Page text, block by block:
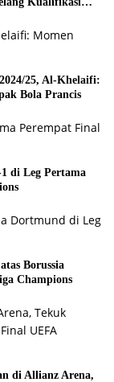
25, Al-Khelaifi:
Bola Prancis
di Leg Pertama
Borussia
Champions
di Allianz Arena,